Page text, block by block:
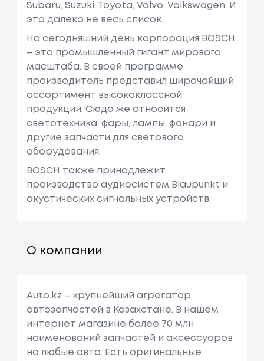
Subaru, Suzuki, Toyota, Volvo, Volkswagen. И
это далеко не весь список.
На сегодняшний день корпорация BOSCH
– это промышленный гигант мирового
масштаба. В своей программе
производитель представил широчайший
ассортимент высококлассной
продукции. Сюда же относится
светотехника: фары, лампы, фонари и
другие запчасти для светового
оборудования.
BOSCH также принадлежит
производство аудиосистем Blaupunkt и
акустических сигнальных устройств.
О компании
Auto.kz – крупнейший агрегатор
автозапчастей в Казахстане. В нашем
интернет магазине более 70 млн
наименований запчастей и аксессуаров
на любые авто. Есть оригинальные